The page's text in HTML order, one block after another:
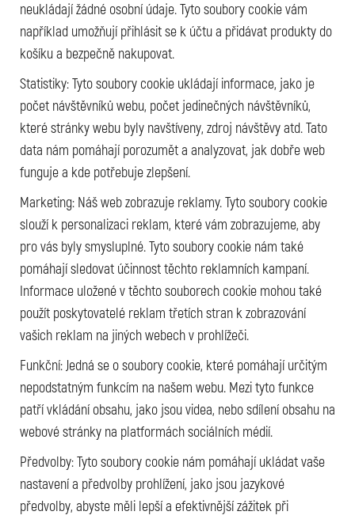
neukládají žádné osobní údaje. Tyto soubory cookie vám
například umožňují přihlásit se k účtu a přidávat produkty do
košíku a bezpečně nakupovat.
Statistiky: Tyto soubory cookie ukládají informace, jako je
počet návštěvníků webu, počet jedinečných návštěvníků,
které stránky webu byly navštíveny, zdroj návštěvy atd. Tato
data nám pomáhají porozumět a analyzovat, jak dobře web
funguje a kde potřebuje zlepšení.
Marketing: Náš web zobrazuje reklamy. Tyto soubory cookie
slouží k personalizaci reklam, které vám zobrazujeme, aby
pro vás byly smysluplné. Tyto soubory cookie nám také
pomáhají sledovat účinnost těchto reklamních kampaní.
Informace uložené v těchto souborech cookie mohou také
použít poskytovatelé reklam třetích stran k zobrazování
vašich reklam na jiných webech v prohlížeči.
Funkční: Jedná se o soubory cookie, které pomáhají určitým
nepodstatným funkcím na našem webu. Mezi tyto funkce
patří vkládání obsahu, jako jsou videa, nebo sdílení obsahu na
webové stránky na platformách sociálních médií.
Předvolby: Tyto soubory cookie nám pomáhají ukládat vaše
nastavení a předvolby prohlížení, jako jsou jazykové
předvolby, abyste měli lepší a efektivnější zážitek při